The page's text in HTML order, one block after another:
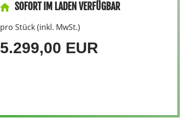
SOFORT IM LADEN VERFÜGBAR
pro Stück (inkl. MwSt.)
5.299,00 EUR